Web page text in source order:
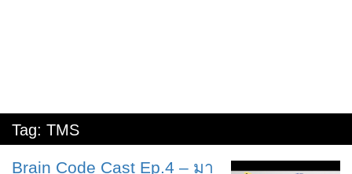
Tag: TMS
Brain Code Cast Ep.4 – มา